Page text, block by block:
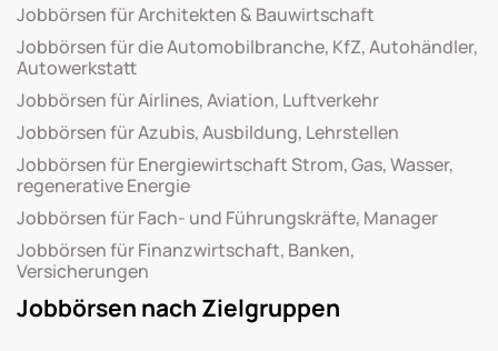
Jobbörsen für Architekten & Bauwirtschaft
Jobbörsen für die Automobilbranche, KfZ, Autohändler,
Autowerkstatt
Jobbörsen für Airlines, Aviation, Luftverkehr
Jobbörsen für Azubis, Ausbildung, Lehrstellen
Jobbörsen für Energiewirtschaft Strom, Gas, Wasser,
regenerative Energie
Jobbörsen für Fach- und Führungskräfte, Manager
Jobbörsen für Finanzwirtschaft, Banken,
Versicherungen
Jobbörsen nach Zielgruppen